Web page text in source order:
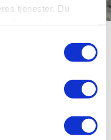
tjenester. Du
efter Sct.
Viborg blev ligeledes
Haveselskabet